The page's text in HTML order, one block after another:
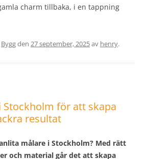
charm tillbaka, i en tappning
Byggden 27 september, 2025av henry.
Stockholm för att skapa
resultat
målare i Stockholm? Med rätt
och material går det att skapa